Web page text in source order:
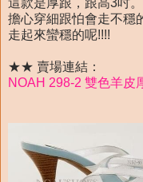
這款是厚跟，跟高3吋。
擔心穿細跟怕會走不穩
走起來蠻穩的呢!!!!
★★ 賣場連結：
NOAH 298-2 雙色羊皮